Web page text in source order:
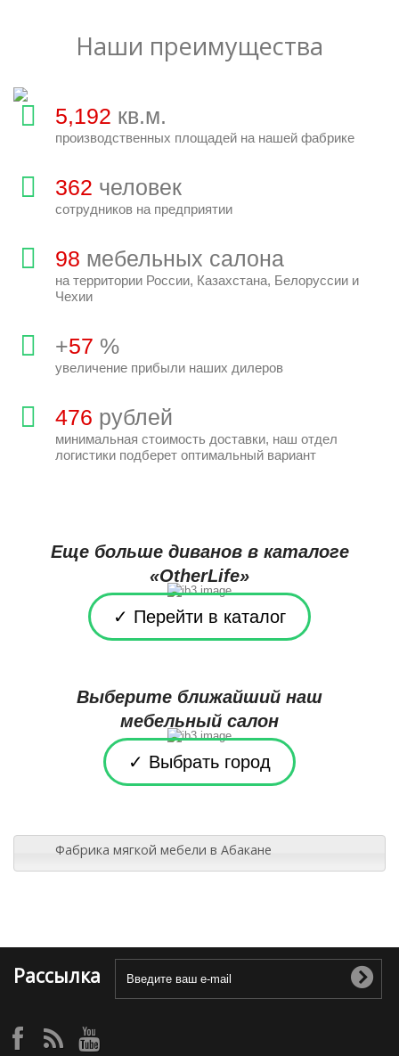
Наши преимущества
5,280 кв.м.
производственных площадей на нашей фабрике
368 человек
сотрудников на предприятии
100мебельных салона
на территории России, Казахстана, Белоруссии и
Чехии
+58 %
увеличение прибыли наших дилеров
486 рублей
минимальная стоимость доставки, наш отдел
логистики подберет оптимальный вариант
Еще больше диванов в каталоге
«OtherLife»
✓ Перейти в каталог
Выберите ближайший наш
мебельный салон
✓ Выбрать город
Фабрика мягкой мебели в Абакане
Рассылка